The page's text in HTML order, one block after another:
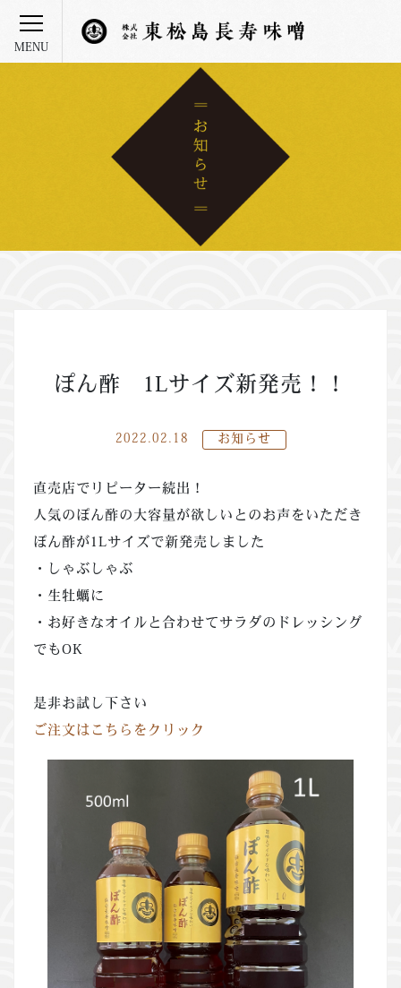
ぽん酢 1Lサイズ新発売！！
2022.02.18 お知らせ
直売店でリピーター続出！
人気のぽん酢の大容量が欲しいとのお声をいただき
ぽん酢が1Lサイズで新発売しました
・しゃぶしゃぶ
・生牡蠣に
・お好きなオイルと合わせてサラダのドレッシング
でもOK
是非お試し下さい
ご注文はこちらをクリック